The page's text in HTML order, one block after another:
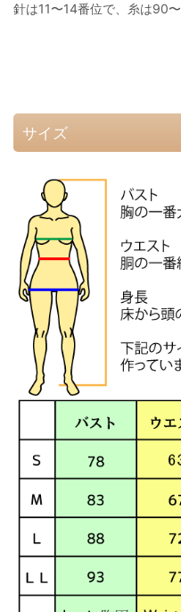
針は11〜14番位で、糸は90
サイズ